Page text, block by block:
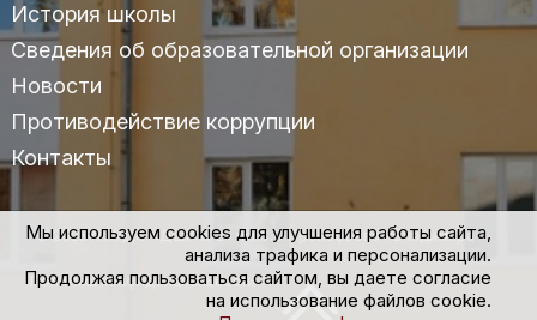
Мы используем cookies для улучшения работы сайта,
анализа трафика и персонализации.
Продолжая пользоваться сайтом, вы даете согласие
на использование файлов cookie.
История школы
Сведения об образовательной организации
Новости
Противодействие коррупции
Контакты
© 2025 МАУДО «ДШИ №2» им.С.С.Прокофьева г.Владимира
Политика конфиденциальности